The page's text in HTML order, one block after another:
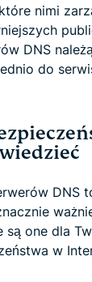
nimi
DNS
do
DNS
są one dla
w